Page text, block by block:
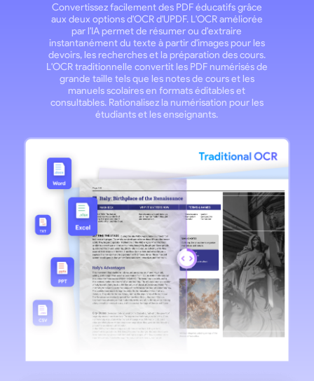
Convertissez facilement des PDF éducatifs grâce
aux deux options d'OCR d'UPDF. L'OCR améliorée
par l'IA permet de résumer ou d'extraire
instantanément du texte à partir d'images pour les
devoirs, les recherches et la préparation des cours.
L'OCR traditionnelle convertit les PDF numérisés de
grande taille tels que les notes de cours et les
manuels scolaires en formats éditables et
consultables. Rationalisez la numérisation pour les
étudiants et les enseignants.